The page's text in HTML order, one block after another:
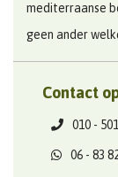
mediterraanse
geen ander
Contact
010 -
06 - 83